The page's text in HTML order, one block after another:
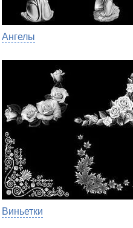
Ангелы
Виньетки